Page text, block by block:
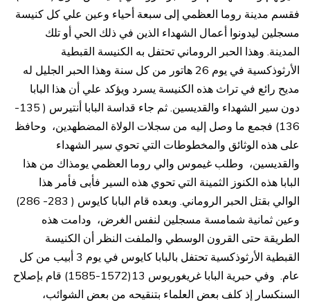
فقسم مدينة روما العظمي إلى سبعة أحياء وعين علي كل كنيسة
مسجلين ليدونوا أعمال الشهداء الذين في ذلك الحي أو تلك
المدينة. وهذا الحبر الروماني تحتفل به الكنيسة القبطية
الأرثوذكسية في يوم 26 هاتور من كل سنة وهذا الحبر الجليل له
مديح رائع في تراث هذه الكنيسة يسرد ويؤكد علي أن هذا البابا
دون سير الشهداء والقديسين. ثم جاء قداسة البابا أنتيرس ( 135-
136) فجمع ما وصل إليه من سجلات الولاة المضطهدين، وحافظ
على هذه الوثائق والمخطوطات التي تحوي سير الشهداء
والقديسين، وطلب غيموس والي روما العظمي يومذاك من هذا
البابا هذه الكنوز الثمينة التي تحوي هذه السير فأبى فأمر هذا
الوالي بقتل الحبر الروماني. وبعده قام البابا كايوس ( 283- 286)
وعين ثمانية شمامسة مسجلين لنفس الغرض، ودامت هذه
الطريقة حتى القرون الوسطي والملفت النظر أن الكنيسة
القبطية الأرثوذكسية تحتفل بالبابا كايوس في يوم 3 أبيب من كل
عام. وفي حبرية البابا غريغوريوس 13(1572-1585) قام بإصلاح
السنكسار إذ كلف بعض العلماء بتنقيحه من بعض الشوائب،